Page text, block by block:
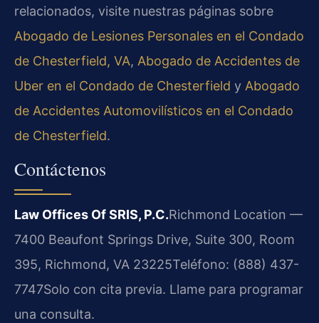
relacionados, visite nuestras páginas sobre
Abogado de Lesiones Personales en el Condado
de Chesterfield, VA, Abogado de Accidentes de
Uber en el Condado de Chesterfield y Abogado
de Accidentes Automovilísticos en el Condado
de Chesterfield.
Contáctenos
Law Offices Of SRIS, P.C.Richmond Location —
7400 Beaufont Springs Drive, Suite 300, Room
395, Richmond, VA 23225Teléfono: (888) 437-
7747Solo con cita previa. Llame para programar
una consulta.